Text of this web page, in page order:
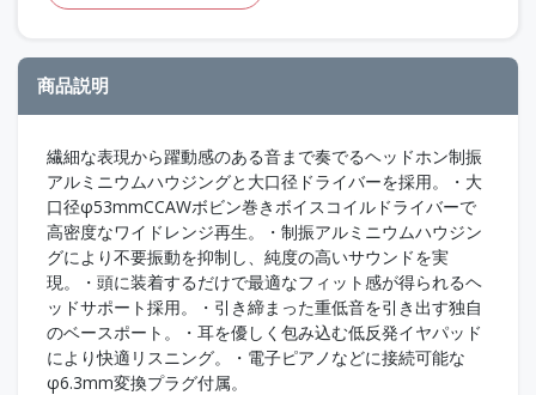
商品説明
繊細な表現から躍動感のある音まで奏でるヘッドホン制振
アルミニウムハウジングと大口径ドライバーを採用。・大
口径φ53mmCCAWボビン巻きボイスコイルドライバーで
高密度なワイドレンジ再生。・制振アルミニウムハウジン
グにより不要振動を抑制し、純度の高いサウンドを実
現。・頭に装着するだけで最適なフィット感が得られるヘ
ッドサポート採用。・引き締まった重低音を引き出す独自
のベースポート。・耳を優しく包み込む低反発イヤパッド
により快適リスニング。・電子ピアノなどに接続可能な
φ6.3mm変換プラグ付属。